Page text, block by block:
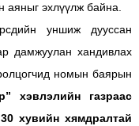
аяныг эхлүүлж байна.
уншиж дууссан
дамжуулан хандивлах
номын баярын
хэвлэлийн газраас
хувийн хямдралтай